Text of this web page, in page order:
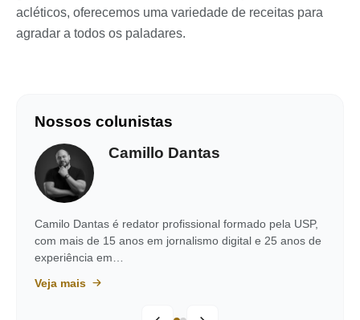
acléticos, oferecemos uma variedade de receitas para
agradar a todos os paladares.
Nossos colunistas
Camillo Dantas
Camilo Dantas é redator profissional formado pela USP,
com mais de 15 anos em jornalismo digital e 25 anos de
experiência em…
Veja mais